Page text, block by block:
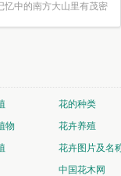
忆中的南方大山里有茂密
花的种类
物
花卉养殖
花卉图片及名
中国花木网